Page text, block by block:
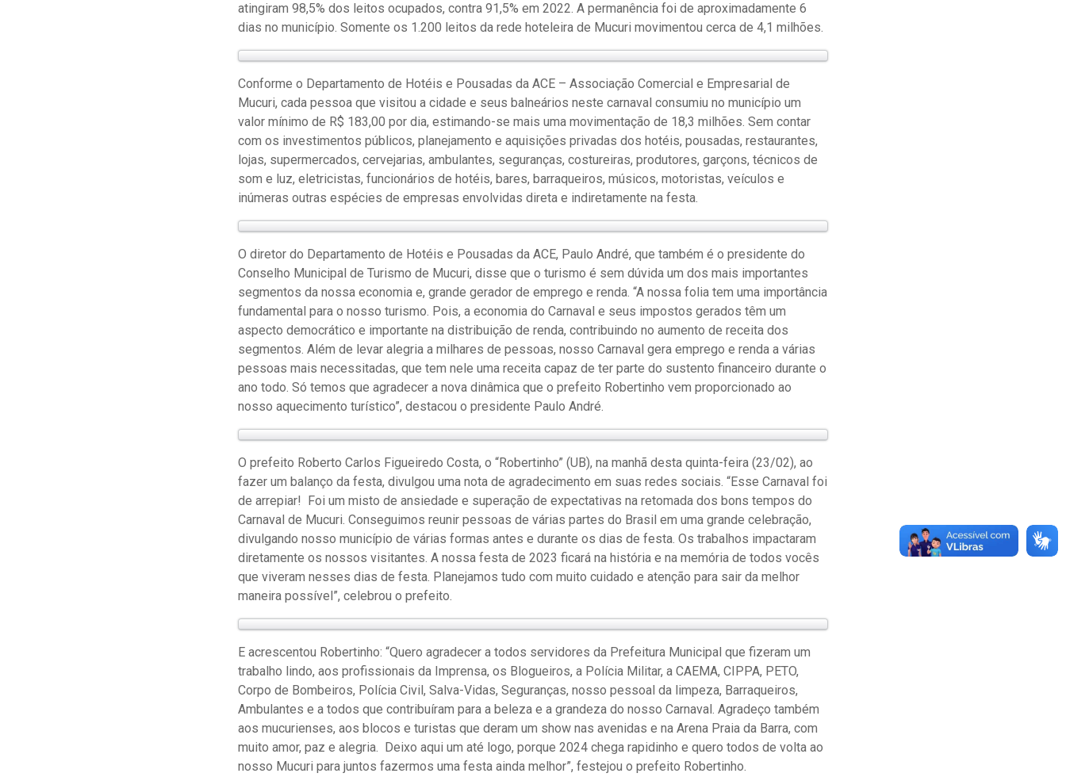
atingiram 98,5% dos leitos ocupados, contra 91,5% em 2022. A permanência foi de aproximadamente 6
dias no município. Somente os 1.200 leitos da rede hoteleira de Mucuri movimentou cerca de 4,1 milhões.
Conforme o Departamento de Hotéis e Pousadas da ACE – Associação Comercial e Empresarial de
Mucuri, cada pessoa que visitou a cidade e seus balneários neste carnaval consumiu no município um
valor mínimo de R$ 183,00 por dia, estimando-se mais uma movimentação de 18,3 milhões. Sem contar
com os investimentos públicos, planejamento e aquisições privadas dos hotéis, pousadas, restaurantes,
lojas, supermercados, cervejarias, ambulantes, seguranças, costureiras, produtores, garçons, técnicos de
som e luz, eletricistas, funcionários de hotéis, bares, barraqueiros, músicos, motoristas, veículos e
inúmeras outras espécies de empresas envolvidas direta e indiretamente na festa.
O diretor do Departamento de Hotéis e Pousadas da ACE, Paulo André, que também é o presidente do
Conselho Municipal de Turismo de Mucuri, disse que o turismo é sem dúvida um dos mais importantes
segmentos da nossa economia e, grande gerador de emprego e renda. “A nossa folia tem uma importância
fundamental para o nosso turismo. Pois, a economia do Carnaval e seus impostos gerados têm um
aspecto democrático e importante na distribuição de renda, contribuindo no aumento de receita dos
segmentos. Além de levar alegria a milhares de pessoas, nosso Carnaval gera emprego e renda a várias
pessoas mais necessitadas, que tem nele uma receita capaz de ter parte do sustento financeiro durante o
ano todo. Só temos que agradecer a nova dinâmica que o prefeito Robertinho vem proporcionado ao
nosso aquecimento turístico”, destacou o presidente Paulo André.
O prefeito Roberto Carlos Figueiredo Costa, o “Robertinho” (UB), na manhã desta quinta-feira (23/02), ao
fazer um balanço da festa, divulgou uma nota de agradecimento em suas redes sociais. “Esse Carnaval foi
de arrepiar! Foi um misto de ansiedade e superação de expectativas na retomada dos bons tempos do
Carnaval de Mucuri. Conseguimos reunir pessoas de várias partes do Brasil em uma grande celebração,
divulgando nosso município de várias formas antes e durante os dias de festa. Os trabalhos impactaram
diretamente os nossos visitantes. A nossa festa de 2023 ficará na história e na memória de todos vocês
que viveram nesses dias de festa. Planejamos tudo com muito cuidado e atenção para sair da melhor
maneira possível”, celebrou o prefeito.
E acrescentou Robertinho: “Quero agradecer a todos servidores da Prefeitura Municipal que fizeram um
trabalho lindo, aos profissionais da Imprensa, os Blogueiros, a Polícia Militar, a CAEMA, CIPPA, PETO,
Corpo de Bombeiros, Polícia Civil, Salva-Vidas, Seguranças, nosso pessoal da limpeza, Barraqueiros,
Ambulantes e a todos que contribuíram para a beleza e a grandeza do nosso Carnaval. Agradeço também
aos mucurienses, aos blocos e turistas que deram um show nas avenidas e na Arena Praia da Barra, com
muito amor, paz e alegria. Deixo aqui um até logo, porque 2024 chega rapidinho e quero todos de volta ao
nosso Mucuri para juntos fazermos uma festa ainda melhor”, festejou o prefeito Robertinho.